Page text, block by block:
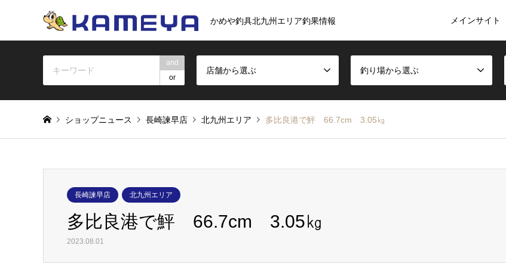
かめや釣具北九州エリア釣果情報 メインサイト
and
or
店舗から選ぶ 釣り場から選ぶ
ショップニュース 長崎諫早店 北九州エリア 多比良港で鮃 66.7cm 3.05㎏
長崎諫早店 北九州エリア
多比良港で鮃 66.7cm 3.05㎏
2023.08.01